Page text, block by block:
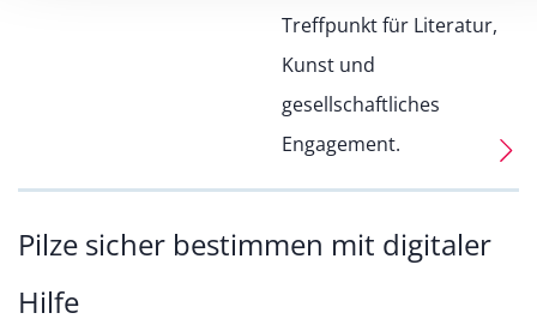
Treffpunkt für Literatur,
Kunst und
gesellschaftliches
Engagement.
Pilze sicher bestimmen mit digitaler
Hilfe